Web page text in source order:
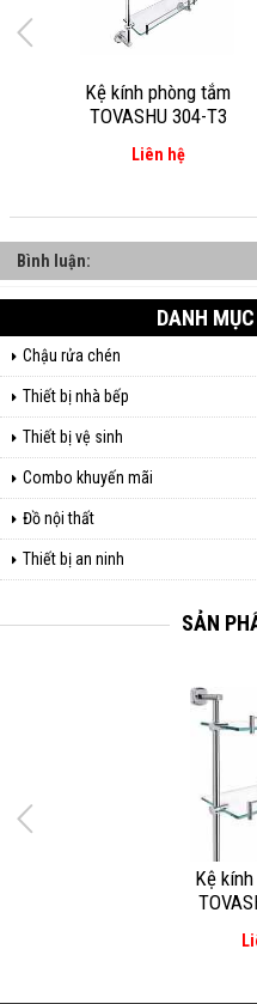
Kệ kính phòng tắm
TOVASHU 304-T3
Liên hệ
Bình luận:
DANH
Chậu rửa chén
Thiết bị nhà bếp
Thiết bị vệ sinh
Combo khuyến mãi
Đồ nội thất
Thiết bị an ninh
SẢN
Kệ